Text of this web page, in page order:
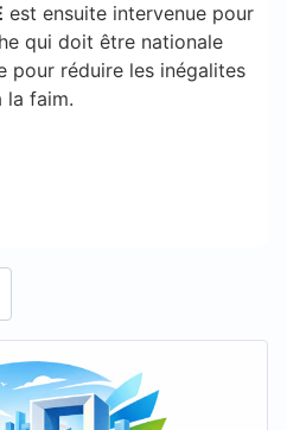
est ensuite intervenue pour
qui doit être nationale
pour réduire les inégalites
la faim.